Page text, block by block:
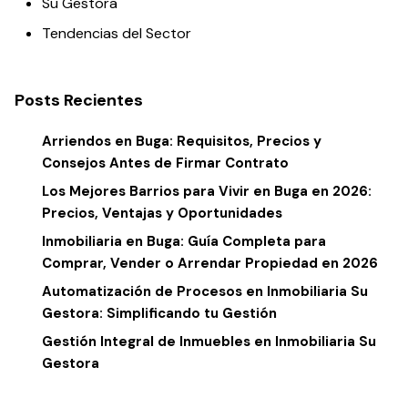
Tendencias del Sector
Posts Recientes
Arriendos en Buga: Requisitos, Precios y
Consejos Antes de Firmar Contrato
Los Mejores Barrios para Vivir en Buga en 2026:
Precios, Ventajas y Oportunidades
Inmobiliaria en Buga: Guía Completa para
Comprar, Vender o Arrendar Propiedad en 2026
Automatización de Procesos en Inmobiliaria Su
Gestora: Simplificando tu Gestión
Gestión Integral de Inmuebles en Inmobiliaria Su
Gestora